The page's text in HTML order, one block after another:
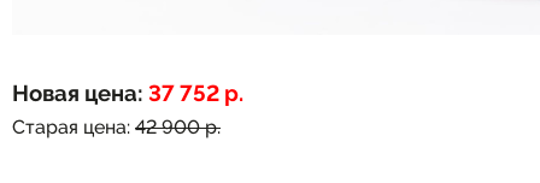
Новая цена: 37 752 р.
Старая цена: 42 900 р.